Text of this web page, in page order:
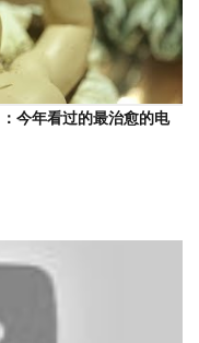
今年看过的最治愈的电